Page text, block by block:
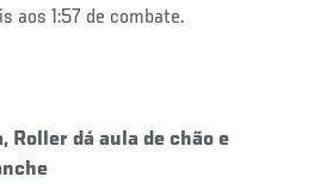
aos 1:57 de combate.
Roller dá aula de chão e